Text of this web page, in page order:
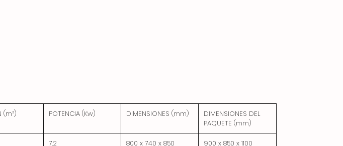
(m³) POTENCIA (Kw) DIMENSIONES (mm)
DIMENSIONES DEL
PAQUETE (mm)
7.2 800 x 740 x 850 900 x 850 x 1100